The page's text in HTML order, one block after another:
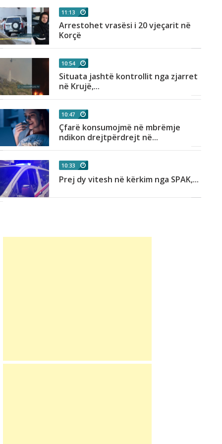
11:13
Arrestohet vrasësi i 20 vjeçarit në
Korçë
10:54
Situata jashtë kontrollit nga zjarret
në Krujë,...
10:47
Çfarë konsumojmë në mbrëmje
ndikon drejtpërdrejt në...
10:33
Prej dy vitesh në kërkim nga SPAK,...